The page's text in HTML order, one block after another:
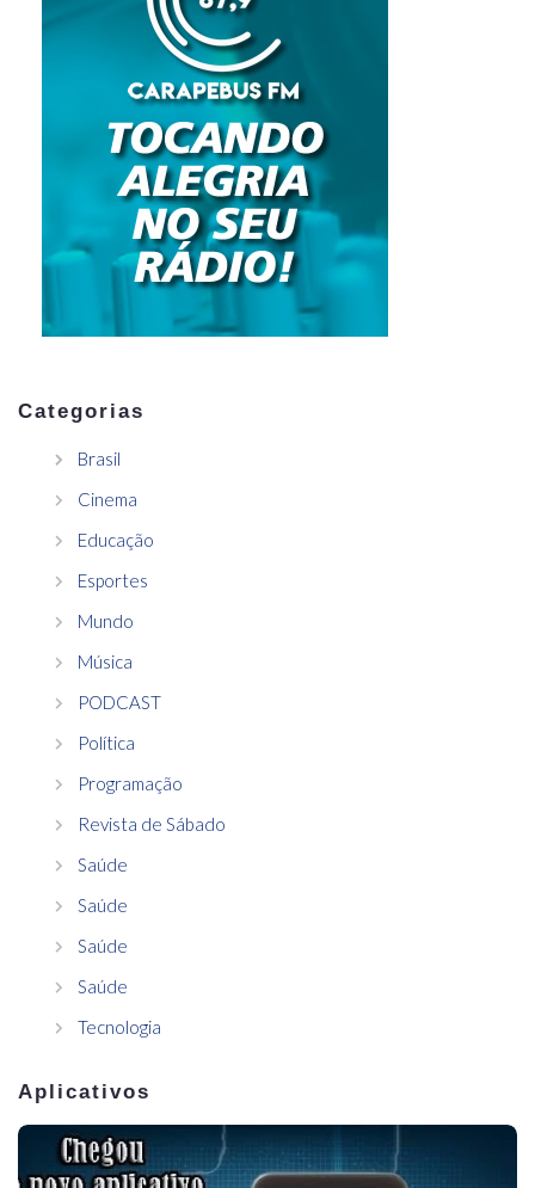
Categorias
Brasil
Cinema
Educação
Esportes
Mundo
Música
PODCAST
Política
Programação
Revista de Sábado
Saúde
Saúde
Saúde
Saúde
Tecnologia
Aplicativos